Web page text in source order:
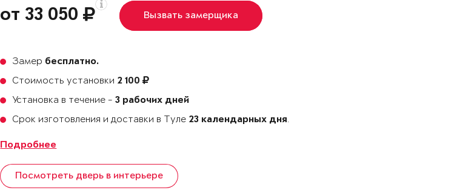
от 33 050 Вызвать замерщика
Замер бесплатно.
Стоимость установки 2 100
Установка в течение -3 рабочих дней
Срок изготовления и доставки в Туле 23 календарных дня.
Подробнее
Посмотреть дверь в интерьере